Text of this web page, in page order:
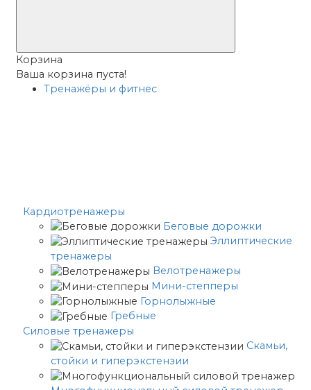
Корзина
Ваша корзина пуста!
Тренажёры и фитнес
Кардиотренажеры
Беговые дорожки
Эллиптические
тренажеры
Велотренажеры
Мини-степперы
Горнолыжные
Гребные
Cиловые тренажеры
Скамьи,
стойки и гиперэкстензии